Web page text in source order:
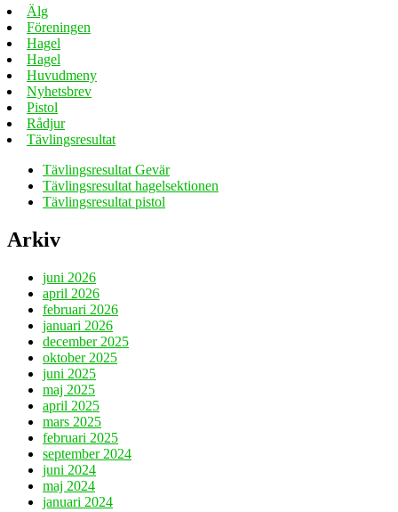
Älg
Föreningen
Hagel
Hagel
Huvudmeny
Nyhetsbrev
Pistol
Rådjur
Tävlingsresultat
Tävlingsresultat Gevär
Tävlingsresultat hagelsektionen
Tävlingsresultat pistol
Arkiv
juni 2026
april 2026
februari 2026
januari 2026
december 2025
oktober 2025
juni 2025
maj 2025
april 2025
mars 2025
februari 2025
september 2024
juni 2024
maj 2024
januari 2024